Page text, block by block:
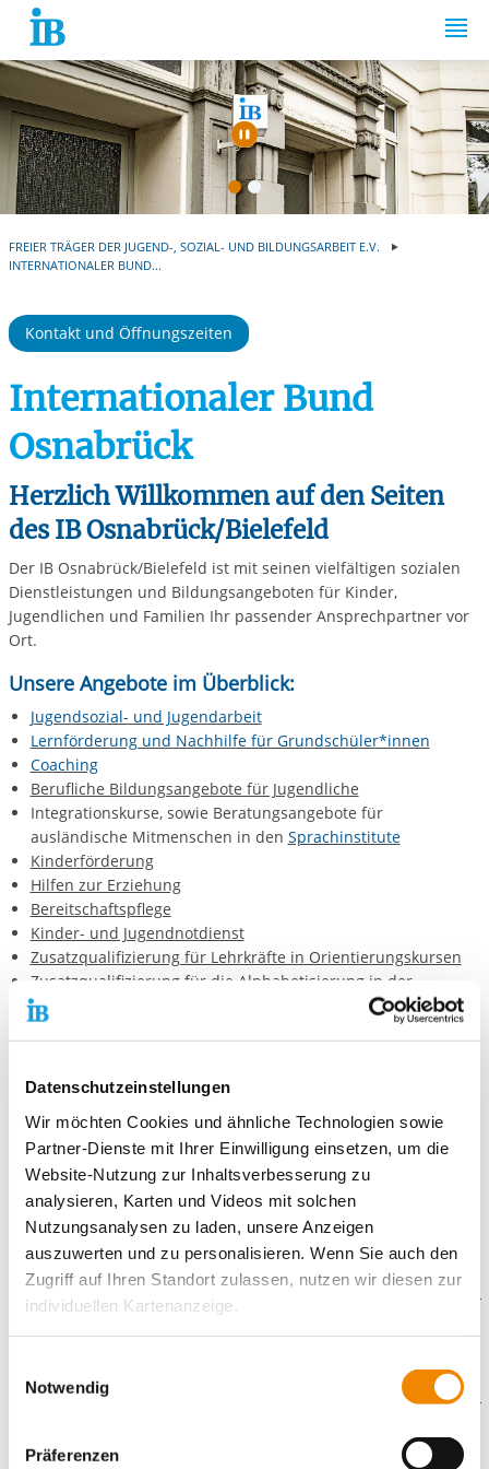
Datenschutzeinstellungen
Wir möchten Cookies und ähnliche Technologien sowie
Partner-Dienste mit Ihrer Einwilligung einsetzen, um die
Website-Nutzung zur Inhaltsverbesserung zu
analysieren, Karten und Videos mit solchen
Nutzungsanalysen zu laden, unsere Anzeigen
auszuwerten und zu personalisieren. Wenn Sie auch den
Zugriff auf Ihren Standort zulassen, nutzen wir diesen zur
individuellen Kartenanzeige.
unsere Partner Daten wie Ihre IP-Adresse und
verarbeiten diese zusammen mit Daten von anderen
Websites. Die Partner erkennen mitunter auch, wenn Sie
zum Website-Besuch verschiedene Geräte verwenden,
Notwendig
Präferenzen
Springe zum Inhalt
Automatische
FREIER TRÄGER DER JUGEND-, SOZIAL- UND BILDUNGSARBEIT E.V.
INTERNATIONALER BUND...
Kontakt und Öffnungszeiten
Internationaler Bund
Osnabrück
Herzlich Willkommen auf den Seiten
des IB Osnabrück/Bielefeld
Der IB Osnabrück/Bielefeld ist mit seinen vielfältigen sozialen
Dienstleistungen und Bildungsangeboten für Kinder,
Jugendlichen und Familien Ihr passender Ansprechpartner vor
Ort.
Unsere Angebote im Überblick:
Jugendsozial- und Jugendarbeit
Lernförderung und Nachhilfe für Grundschüler*innen
Coaching
Berufliche Bildungsangebote für Jugendliche
Integrationskurse, sowie Beratungsangebote für
ausländische Mitmenschen in den Sprachinstitute
Kinderförderung
Hilfen zur Erziehung
Bereitschaftspflege
Kinder- und Jugendnotdienst
Zusatzqualifizierung für Lehrkräfte in Orientierungskursen
Zusatzqualifizierung für die Alphabetisierung in der
Zweitsprache Deutsch
Unsere pädagogische Arbeit ist durch das
Qualitätsmanagement nach dem EFQM Modell verbindlich und
transparent. Unser Ziel ist die stetige Verbesserung unserer
Arbeit durch Audits und Kundenbefragungen.
Weitere Angebote
Kooperativer Hort in der Dodesheide
Weitere Standorte